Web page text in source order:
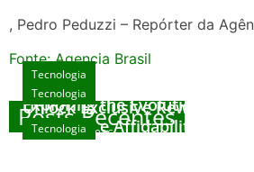
, Pedro Peduzzi – Repórter da
Fonte: Agencia Brasil
Posts Recentes
Tecnologia
Exploring the Evolution of
agosto 7, 2026
Tecnologia
Unlock Exclusive Rewards at
House
Tecnologia
Sicurezza e Affidabilità di Mr
Wares
Tecnologia